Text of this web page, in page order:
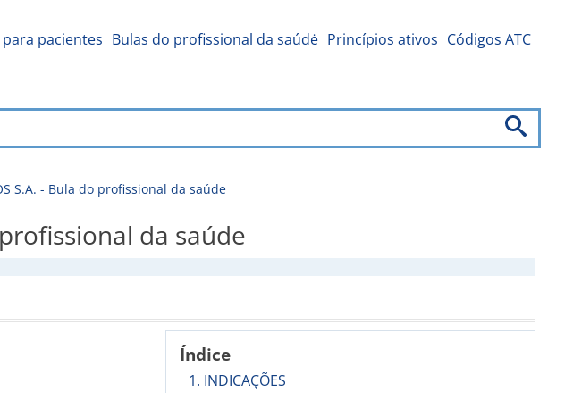
para pacientes Bulas do profissional da saúdė Princípios ativos Códigos ATC
S.A. - Bula do profissional da saúde
profissional da saúde
Índice
1. INDICAÇÕES